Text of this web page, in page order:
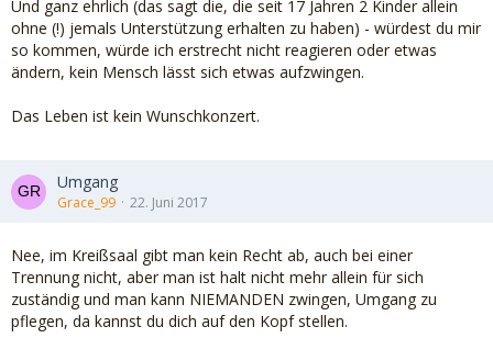
Und ganz ehrlich (das sagt die, die seit 17 Jahren 2 Kinder allein
ohne (!) jemals Unterstützung erhalten zu haben) - würdest du mir
so kommen, würde ich erstrecht nicht reagieren oder etwas
ändern, kein Mensch lässt sich etwas aufzwingen.
Das Leben ist kein Wunschkonzert.
Umgang
Grace_99 22. Juni 2017
Nee, im Kreißsaal gibt man kein Recht ab, auch bei einer
Trennung nicht, aber man ist halt nicht mehr allein für sich
zuständig und man kann NIEMANDEN zwingen, Umgang zu
pflegen, da kannst du dich auf den Kopf stellen.